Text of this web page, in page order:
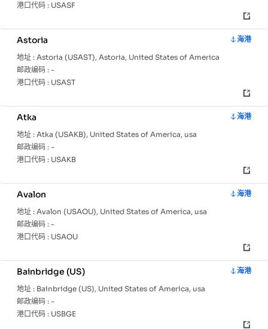
港口代码 : USASF
Astoria
海港
地址 : Astoria (USAST), Astoria, United States of America
邮政编码 : -
港口代码 : USAST
Atka
海港
地址 : Atka (USAKB), United States of America, usa
邮政编码 : -
港口代码 : USAKB
Avalon
海港
地址 : Avalon (USAOU), United States of America, usa
邮政编码 : -
港口代码 : USAOU
Bainbridge (US)
海港
地址 : Bainbridge (US), United States of America, usa
邮政编码 : -
港口代码 : USBGE